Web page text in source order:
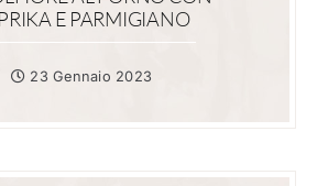
E PARMIGIANO
23 Gennaio 2023